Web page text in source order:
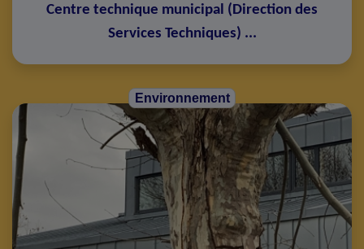
Centre technique municipal (Direction des
Services Techniques) ...
Environnement